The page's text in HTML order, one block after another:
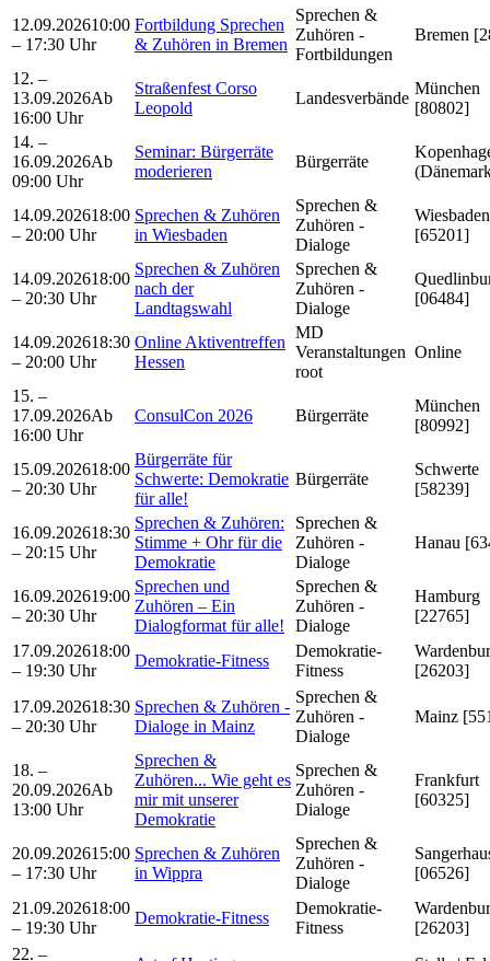
12.09.202610:00
– 17:30 Uhr
Fortbildung Sprechen
& Zuhören in Bremen
Sprechen &
Zuhören -
Fortbildungen
Bremen
12. –
13.09.2026Ab
16:00 Uhr
Straßenfest Corso
Leopold
Landesverbände
München
[80802]
14. –
16.09.2026Ab
09:00 Uhr
Seminar: Bürgerräte
moderieren
Bürgerräte
14.09.202618:00
– 20:00 Uhr
Sprechen & Zuhören
in Wiesbaden
Sprechen &
Zuhören -
Dialoge
Wiesbaden
[65201]
14.09.202618:00
– 20:30 Uhr
Sprechen & Zuhören
nach der
Landtagswahl
Sprechen &
Zuhören -
Dialoge
[06484]
14.09.202618:30
– 20:00 Uhr
Online Aktiventreffen
Hessen
MD
Veranstaltungen
root
Online
15. –
17.09.2026Ab
16:00 Uhr
ConsulCon 2026 Bürgerräte
München
[80992]
15.09.202618:00
– 20:30 Uhr
Bürgerräte für
Schwerte: Demokratie
für alle!
Bürgerräte
Schwerte
[58239]
16.09.202618:30
– 20:15 Uhr
Sprechen & Zuhören:
Stimme + Ohr für die
Demokratie
Sprechen &
Zuhören -
Dialoge
Hanau
16.09.202619:00
– 20:30 Uhr
Sprechen und
Zuhören – Ein
Dialogformat für alle!
Sprechen &
Zuhören -
Dialoge
Hamburg
[22765]
17.09.202618:00
– 19:30 Uhr
Demokratie-Fitness
Demokratie-
Fitness
[26203]
17.09.202618:30
– 20:30 Uhr
Sprechen & Zuhören -
Dialoge in Mainz
Sprechen &
Zuhören -
Dialoge
Mainz
18. –
20.09.2026Ab
13:00 Uhr
Sprechen &
Zuhören... Wie geht es
mir mit unserer
Demokratie
Sprechen &
Zuhören -
Dialoge
Frankfurt
[60325]
20.09.202615:00
– 17:30 Uhr
Sprechen & Zuhören
in Wippra
Sprechen &
Zuhören -
Dialoge
[06526]
21.09.202618:00
– 19:30 Uhr
Demokratie-Fitness
Demokratie-
Fitness
[26203]
22. –